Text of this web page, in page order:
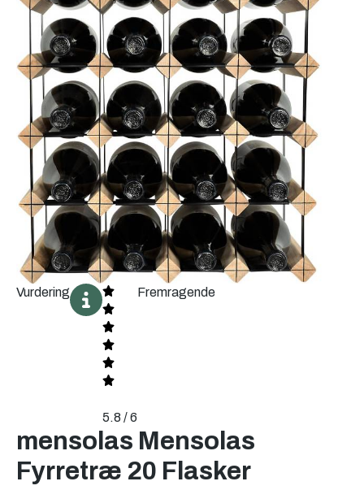
Vurdering
5.8 / 6
Fremragende
mensolas Mensolas
Fyrretræ 20 Flasker